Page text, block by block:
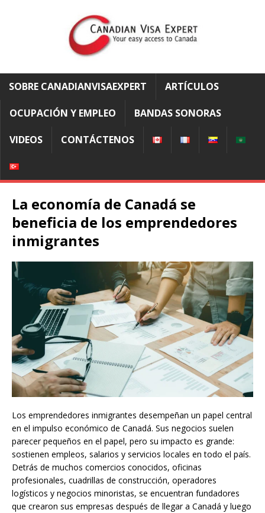
SOBRE CANADIANVISAEXPERT ARTÍCULOS
OCUPACIÓN Y EMPLEO BANDAS SONORAS
VIDEOS CONTÁCTENOS
La economía de Canadá se
beneficia de los emprendedores
inmigrantes
Los emprendedores inmigrantes desempeñan un papel central
en el impulso económico de Canadá. Sus negocios suelen
parecer pequeños en el papel, pero su impacto es grande:
sostienen empleos, salarios y servicios locales en todo el país.
Detrás de muchos comercios conocidos, oficinas
profesionales, cuadrillas de construcción, operadores
logísticos y negocios minoristas, se encuentran fundadores
que crearon sus empresas después de llegar a Canadá y luego